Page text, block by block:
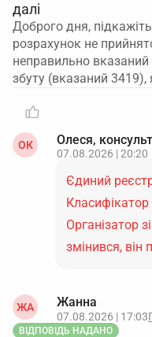
далі
Доброго дня,
розрахунок не
неправильно вказаний
збуту (вказаний
ОК Олеся,
07.08.2026 | 20:20
Єдиний
Організатор
змінився, він
ЖА Жанна
07.08.2026 | 17:03
ВІДПОВІДЬ НАДАНО